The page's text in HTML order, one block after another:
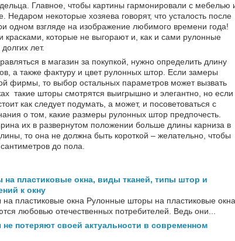
Главное, чтобы картины гармонировали с мебелью
некоторые хозяева говорят, что усталость после
одном взгляде на изображение любимого времени года!
красками, которые не выгорают и, как и сами рулонные
лет.
в магазин за покупкой, нужно определить длину
а также фактуру и цвет рулонных штор. Если замеры
фирмы, то выбор остальных параметров может вызвать
такие шторы смотрятся выигрышно и элегантно, но если
как следует подумать, а может, и посоветоваться с
о том, какие размеры рулонных штор предпочесть.
их в развернутом положении больше длины карниза в
то она не должна быть короткой – желательно, чтобы
до пола.
пластиковые окна, виды тканей, типы штор и
к окну
пластиковые окна Рулонные шторы на пластиковые окна
любовью отечественных потребителей. Ведь они...
потеряют своей актуальности в современном